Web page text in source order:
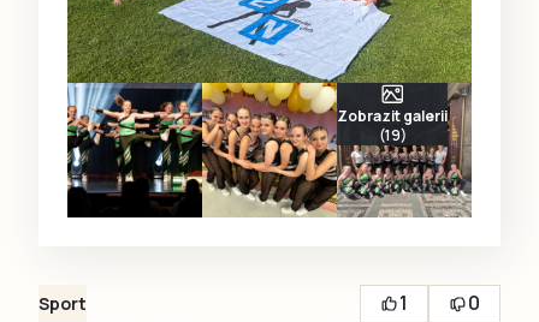
Zobrazit galerii
(19)
Sport 1
0